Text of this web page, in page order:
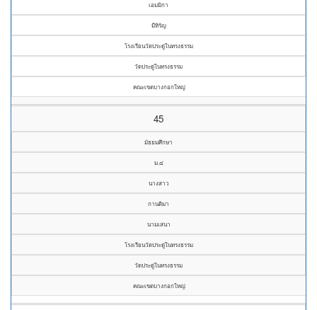
เอมมิกา
มีหิรัญ
โรงเรียนวัดประดู่ในทรงธรรม
วัดประดู่ในทรงธรรม
คณะเขตบางกอกใหญ่
45
มัธยมศึกษา
ม.๔
นางสาว
กานติมา
นามเสนา
โรงเรียนวัดประดู่ในทรงธรรม
วัดประดู่ในทรงธรรม
คณะเขตบางกอกใหญ่